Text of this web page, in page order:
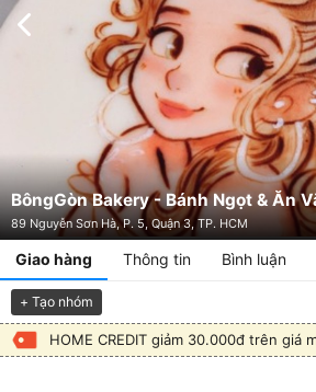
89 Nguyễn Sơn Hà, P. 5, Quận 3, TP. HCM
Giao hàng Thông tin Bình luận
+ Tạo nhóm
HOME CREDIT giảm 30.000đ trên giá